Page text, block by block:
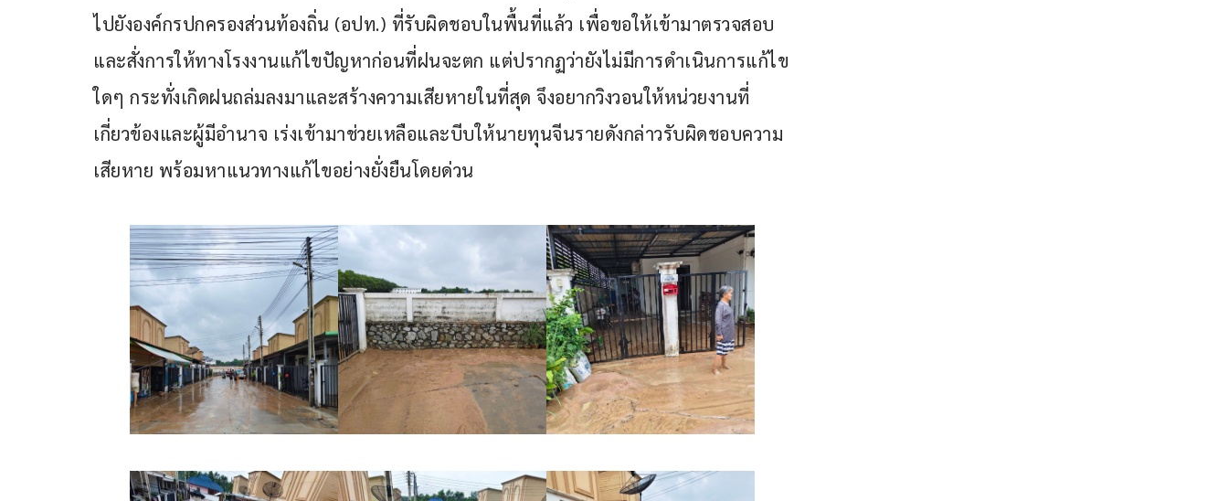
ไปยังองค์กรปกครองส่วนท้องถิ่น (อปท.) ที่รับผิดชอบในพื้นที่แล้ว เพื่อขอให้เข้ามาตรวจสอบ
และสั่งการให้ทางโรงงานแก้ไขปัญหาก่อนที่ฝนจะตก แต่ปรากฏว่ายังไม่มีการดำเนินการแก้ไข
ใดๆ กระทั่งเกิดฝนถล่มลงมาและสร้างความเสียหายในที่สุด จึงอยากวิงวอนให้หน่วยงานที่
เกี่ยวข้องและผู้มีอำนาจ เร่งเข้ามาช่วยเหลือและบีบให้นายทุนจีนรายดังกล่าวรับผิดชอบความ
เสียหาย พร้อมหาแนวทางแก้ไขอย่างยั่งยืนโดยด่วน